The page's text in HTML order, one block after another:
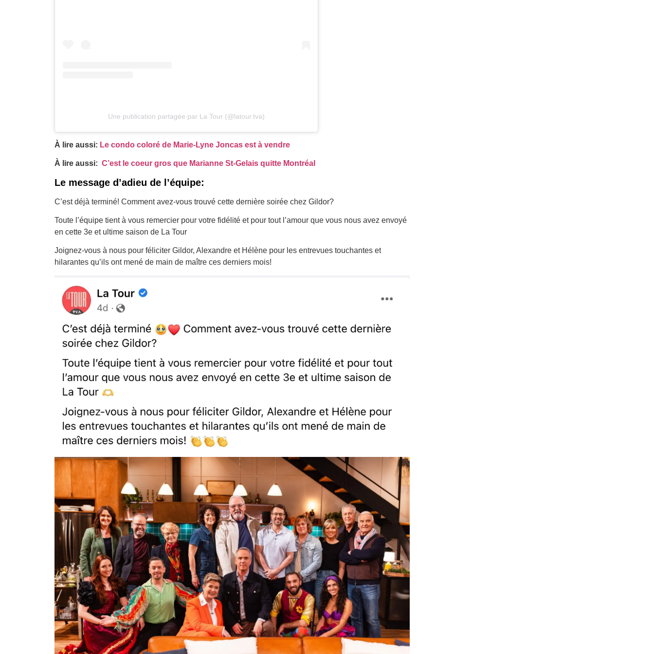
Une publication partagée par La Tour (@latour.tva)
À lire aussi: Le condo coloré de Marie-Lyne Joncas est à vendre
À lire aussi: C’est le coeur gros que Marianne St-Gelais quitte Montréal
Le message d’adieu de l’équipe:
C’est déjà terminé! Comment avez-vous trouvé cette dernière soirée chez Gildor?
Toute l’équipe tient à vous remercier pour votre fidélité et pour tout l’amour que vous nous avez envoyé
en cette 3e et ultime saison de La Tour
Joignez-vous à nous pour féliciter Gildor, Alexandre et Hélène pour les entrevues touchantes et
hilarantes qu’ils ont mené de main de maître ces derniers mois!